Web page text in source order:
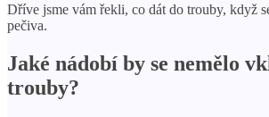
Dříve jsme vám řekli, co dát do trouby, když
pečiva.
Jaké nádobí by se nemělo
trouby?